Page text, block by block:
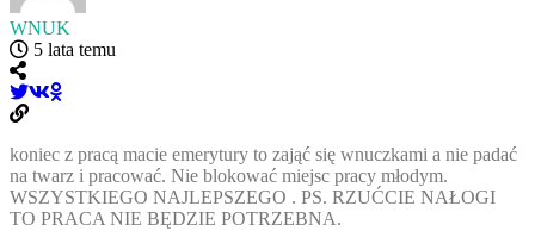
WNUK
5 lata temu
koniec z pracą macie emerytury to zająć się wnuczkami a nie padać
na twarz i pracować. Nie blokować miejsc pracy młodym.
WSZYSTKIEGO NAJLEPSZEGO . PS. RZUĆCIE NAŁOGI
TO PRACA NIE BĘDZIE POTRZEBNA.